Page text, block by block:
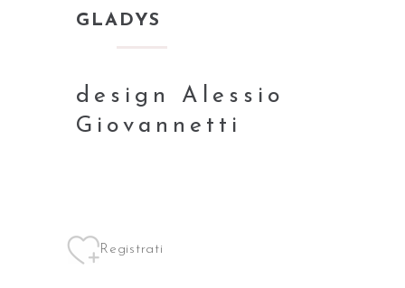
GLADYS
design Alessio
Giovannetti
Registrati